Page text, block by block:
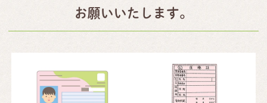
お願いいたします。